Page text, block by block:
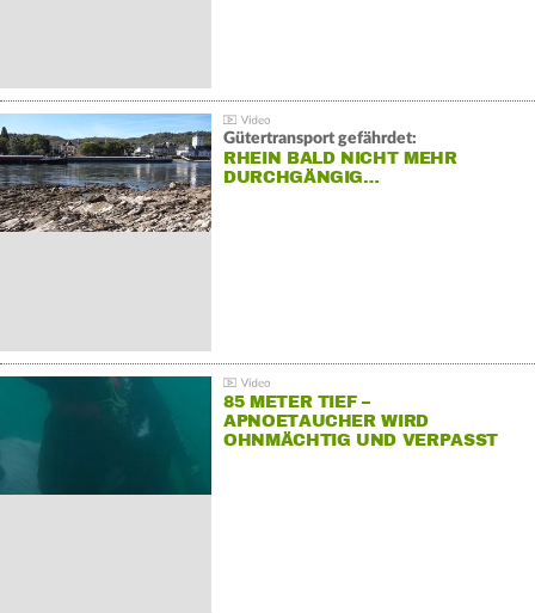
Gütertransport gefährdet:
RHEIN BALD NICHT MEHR
DURCHGÄNGIG…
85 METER TIEF –
APNOETAUCHER WIRD
OHNMÄCHTIG UND VERPASST